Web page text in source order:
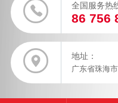
全国服务热
86 756
地址：
广东省珠海